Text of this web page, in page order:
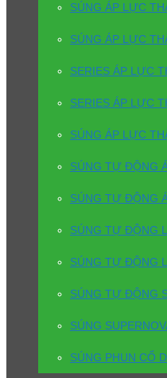
SÚNG ÁP LỰC
SÚNG ÁP LỰC
SERIES ÁP LỰC
SERIES ÁP LỰC
SÚNG ÁP LỰC
SÚNG TỰ ĐỘNG
SÚNG TỰ ĐỘNG
SÚNG TỰ ĐỘNG
SÚNG TỰ ĐỘNG
SÚNG TỰ ĐỘNG
SÚNG
SÚNG PHUN CỔ